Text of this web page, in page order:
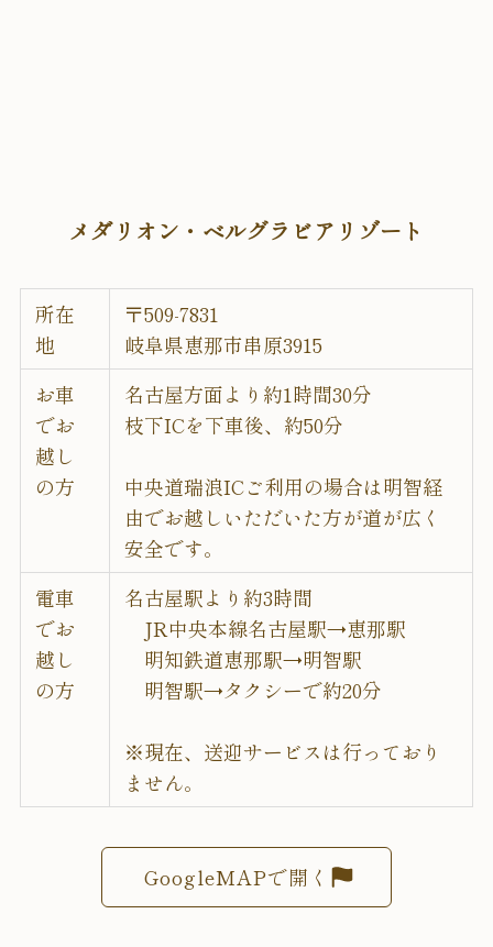
メダリオン・ベルグラビアリゾート
所在
地
〒509-7831
岐阜県恵那市串原3915
お車
でお
越し
の方
名古屋方面より約1時間30分
枝下ICを下車後、約50分
中央道瑞浪ICご利用の場合は明智経
由でお越しいただいた方が道が広く
安全です。
電車
でお
越し
の方
名古屋駅より約3時間
JR中央本線名古屋駅→恵那駅
明知鉄道恵那駅→明智駅
明智駅→タクシーで約20分
※現在、送迎サービスは行っており
ません。
GoogleMAPで開く